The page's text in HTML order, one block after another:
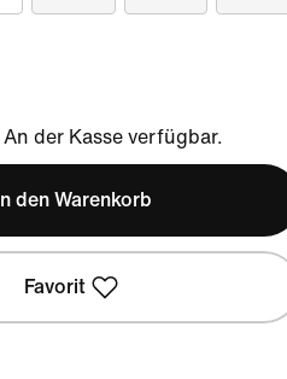
Klarna
An der Kasse verfügbar.
In den Warenkorb
Favorit